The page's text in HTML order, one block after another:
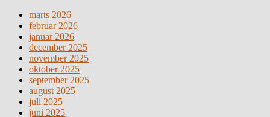
marts 2026
februar 2026
januar 2026
december 2025
november 2025
oktober 2025
september 2025
august 2025
juli 2025
juni 2025